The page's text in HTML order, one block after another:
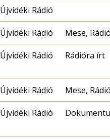
Újvidéki Rádió
Újvidéki Rádió Mese,
Újvidéki Rádió Rádióra írt
Újvidéki Rádió Mese,
Újvidéki Rádió